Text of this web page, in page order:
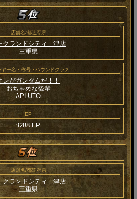
店舗名/都道府県
クランドシティ 津店
三重県
ヤー名・称号・ハウンドクラス
レがガンダムだ！！
おちゃめな後輩
ΔPLUTO
EP
9288 EP
店舗名/都道府県
クランドシティ 津店
三重県